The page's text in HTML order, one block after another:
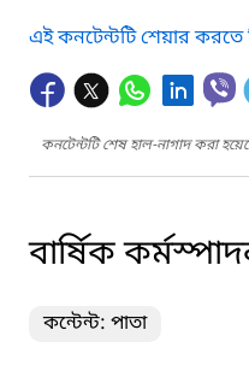
এই কনটেন্টটি শেয়ার
কনটেন্টটি শেষ হাল-নাগাদ করা
বার্ষিক
কন্টেন্ট: পাতা